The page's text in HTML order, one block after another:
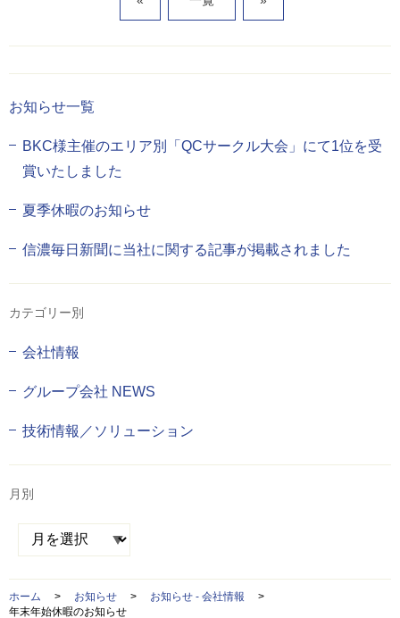
お知らせ一覧
BKC様主催のエリア別「QCサークル大会」にて1位を受
賞いたしました
夏季休暇のお知らせ
信濃毎日新聞に当社に関する記事が掲載されました
カテゴリー別
会社情報
グループ会社 NEWS
技術情報／ソリューション
月別
ホーム > お知らせ > お知らせ - 会社情報
>
年末年始休暇のお知らせ